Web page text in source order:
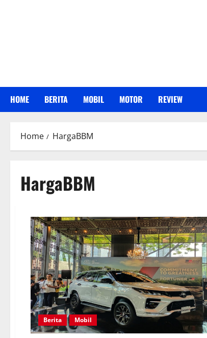
HOME BERITA MOBIL MOTOR REVIEW
Home HargaBBM
HargaBBM
Berita Mobil